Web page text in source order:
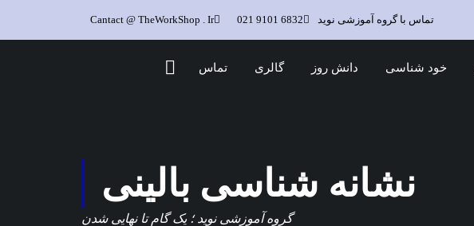
تماس با گروه آموزشی نوید 6832 9101 021
Cantact @ TheWorkShop . Ir
خود شناسی دانش روز گالری تماس
نشانه شناسی بالینی
گروه آموزشی نوید ؛ یک گام تا نهایی شدن